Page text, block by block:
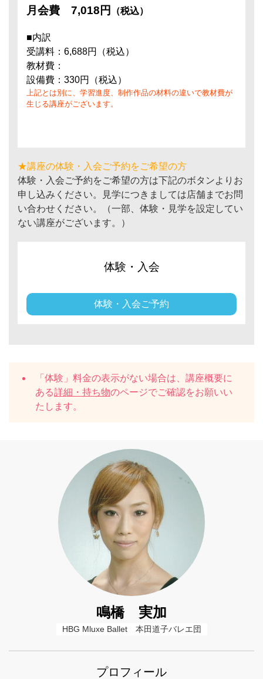
月会費 7,018円 （税込）
■内訳
受講料：6,688円（税込）
教材費：
設備費：330円（税込）
上記とは別に、学習進度、制作作品の材料の違いで教材費が
生じる講座がございます。
★講座の体験・入会ご予約をご希望の方
体験・入会ご予約をご希望の方は下記のボタンよりお
申し込みください。見学につきましては店舗までお問
い合わせください。（一部、体験・見学を設定してい
ない講座がございます。）
体験・入会
体験・入会ご予約
「体験」料金の表示がない場合は、講座概要に
ある詳細・持ち物のページでご確認をお願いい
たします。
鳴橋 実加
HBG Mluxe Ballet　本田道子バレエ団
プロフィール